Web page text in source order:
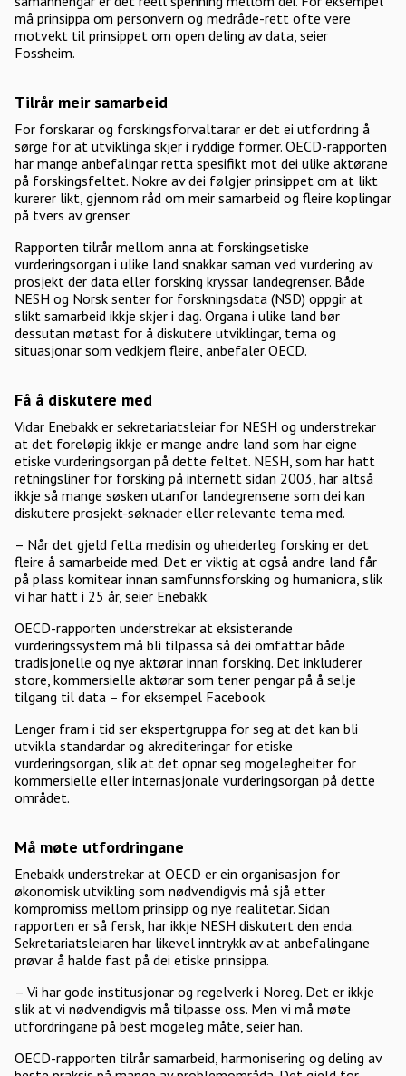
må prinsippa om personvern og medråde-rett ofte vere
motvekt til prinsippet om open deling av data, seier
Fossheim.
Tilrår meir samarbeid
For forskarar og forskingsforvaltarar er det ei utfordring å
sørge for at utviklinga skjer i ryddige former. OECD-rapporten
har mange anbefalingar retta spesifikt mot dei ulike aktørane
på forskingsfeltet. Nokre av dei følgjer prinsippet om at likt
kurerer likt, gjennom råd om meir samarbeid og fleire koplingar
på tvers av grenser.
Rapporten tilrår mellom anna at forskingsetiske
vurderingsorgan i ulike land snakkar saman ved vurdering av
prosjekt der data eller forsking kryssar landegrenser. Både
NESH og Norsk senter for forskningsdata (NSD) oppgir at
slikt samarbeid ikkje skjer i dag. Organa i ulike land bør
dessutan møtast for å diskutere utviklingar, tema og
situasjonar som vedkjem fleire, anbefaler OECD.
Få å diskutere med
Vidar Enebakk er sekretariatsleiar for NESH og understrekar
at det foreløpig ikkje er mange andre land som har eigne
etiske vurderingsorgan på dette feltet. NESH, som har hatt
retningsliner for forsking på internett sidan 2003, har altså
ikkje så mange søsken utanfor landegrensene som dei kan
diskutere prosjekt-søknader eller relevante tema med.
– Når det gjeld felta medisin og uheiderleg forsking er det
fleire å samarbeide med. Det er viktig at også andre land får
på plass komitear innan samfunnsforsking og humaniora, slik
vi har hatt i 25 år, seier Enebakk.
OECD-rapporten understrekar at eksisterande
vurderingssystem må bli tilpassa så dei omfattar både
tradisjonelle og nye aktørar innan forsking. Det inkluderer
store, kommersielle aktørar som tener pengar på å selje
tilgang til data – for eksempel Facebook.
Lenger fram i tid ser ekspertgruppa for seg at det kan bli
utvikla standardar og akrediteringar for etiske
vurderingsorgan, slik at det opnar seg mogelegheiter for
kommersielle eller internasjonale vurderingsorgan på dette
området.
Må møte utfordringane
Enebakk understrekar at OECD er ein organisasjon for
økonomisk utvikling som nødvendigvis må sjå etter
kompromiss mellom prinsipp og nye realitetar. Sidan
rapporten er så fersk, har ikkje NESH diskutert den enda.
Sekretariatsleiaren har likevel inntrykk av at anbefalingane
prøvar å halde fast på dei etiske prinsippa.
– Vi har gode institusjonar og regelverk i Noreg. Det er ikkje
slik at vi nødvendigvis må tilpasse oss. Men vi må møte
utfordringane på best mogeleg måte, seier han.
OECD-rapporten tilrår samarbeid, harmonisering og deling av